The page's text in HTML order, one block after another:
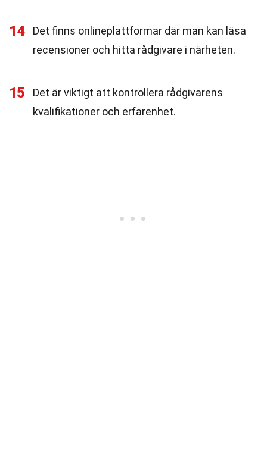
14
Det finns onlineplattformar där man kan läsa
recensioner och hitta rådgivare i närheten.
15
Det är viktigt att kontrollera rådgivarens
kvalifikationer och erfarenhet.